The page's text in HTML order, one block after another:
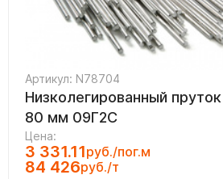
Артикул: N78704
Низколегированный пруток
80 мм 09Г2С
Цена:
3 331.11руб./пог.м
84 426руб./т